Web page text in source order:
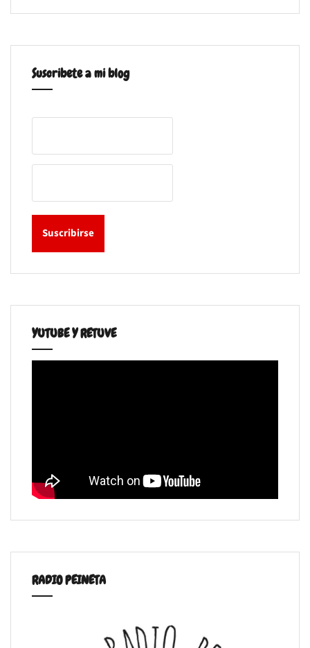
Suscribete a mi blog
YUTUBE Y RETUVE
RADIO PEINETA